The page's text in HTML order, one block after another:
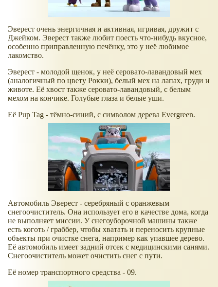
Эверест очень энергичная и активная, игривая, дружит с
Джейком. Эверест также любит поесть что-нибудь вкусное,
особенно приправленную печёнку, это у неё любимое
лакомство.
Эверест - молодой щенок, у неё серовато-лавандовый мех
(аналогичный по цвету Рокки), белый мех на лапах, груди и
животе. Её хвост также серовато-лавандовый, с белым
мехом на кончике. Голубые глаза и белые уши.
Её Pup Tag - тёмно-синий, с символом дерева Evergreen.
Автомобиль Эверест - серебряный с оранжевым
снегоочиститель. Она использует его в качестве дома, когда
не выполняет миссии. У снегоуборочной машины также
есть коготь / граббер, чтобы хватать и переносить крупные
объекты при очистке снега, например как упавшее дерево.
Её автомобиль имеет задний отсек с медицинскими санями.
Снегоочиститель может очистить снег с пути.
Её номер транспортного средства - 09.